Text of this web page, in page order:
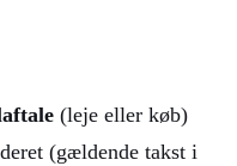
(leje eller køb)
(gældende takst i